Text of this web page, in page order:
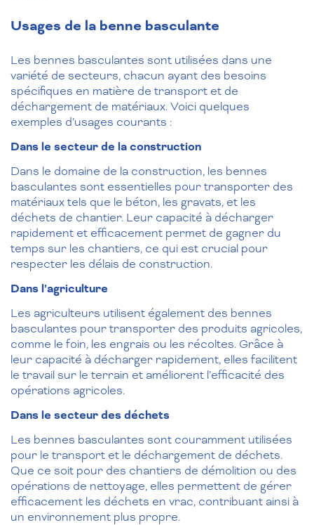
Usages de la benne basculante
Les bennes basculantes sont utilisées dans une
variété de secteurs, chacun ayant des besoins
spécifiques en matière de transport et de
déchargement de matériaux. Voici quelques
exemples d’usages courants :
Dans le secteur de la construction
Dans le domaine de la construction, les bennes
basculantes sont essentielles pour transporter des
matériaux tels que le béton, les gravats, et les
déchets de chantier. Leur capacité à décharger
rapidement et efficacement permet de gagner du
temps sur les chantiers, ce qui est crucial pour
respecter les délais de construction.
Dans l’agriculture
Les agriculteurs utilisent également des bennes
basculantes pour transporter des produits agricoles,
comme le foin, les engrais ou les récoltes. Grâce à
leur capacité à décharger rapidement, elles facilitent
le travail sur le terrain et améliorent l’efficacité des
opérations agricoles.
Dans le secteur des déchets
Les bennes basculantes sont couramment utilisées
pour le transport et le déchargement de déchets.
Que ce soit pour des chantiers de démolition ou des
opérations de nettoyage, elles permettent de gérer
efficacement les déchets en vrac, contribuant ainsi à
un environnement plus propre.